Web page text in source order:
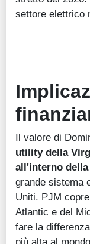
settore elettrico
Il valore di
utility della
all'interno
grande sistema
Uniti. PJM
Atlantic e del
fare la